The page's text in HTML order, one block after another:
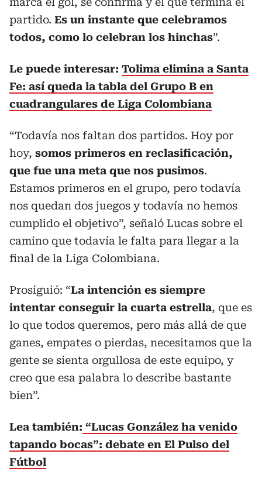
partido. Es un instante que celebramos
todos, como lo celebran los hinchas”.
Le puede interesar: Tolima elimina a Santa
Fe: así queda la tabla del Grupo B en
cuadrangulares de Liga Colombiana
“Todavía nos faltan dos partidos. Hoy por
hoy, somos primeros en reclasificación,
que fue una meta que nos pusimos.
Estamos primeros en el grupo, pero todavía
nos quedan dos juegos y todavía no hemos
cumplido el objetivo”, señaló Lucas sobre el
camino que todavía le falta para llegar a la
final de la Liga Colombiana.
Prosiguió: “La intención es siempre
intentar conseguir la cuarta estrella, que es
lo que todos queremos, pero más allá de que
ganes, empates o pierdas, necesitamos que la
gente se sienta orgullosa de este equipo, y
creo que esa palabra lo describe bastante
bien”.
Lea también: “Lucas González ha venido
tapando bocas”: debate en El Pulso del
Fútbol